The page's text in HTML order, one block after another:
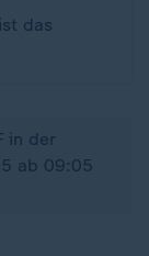
das
in der
ab 09:05